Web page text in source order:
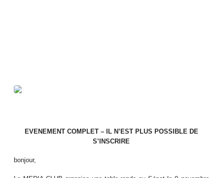
EVENEMENT COMPLET – IL N’EST PLUS POSSIBLE DE
S’INSCRIRE
bonjour,